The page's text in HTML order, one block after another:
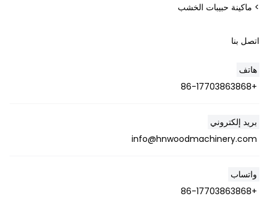
> ماكينة حبيبات الخشب
اتصل بنا
هاتف
+86-17703863868
بريد إلكتروني
info@hnwoodmachinery.com
واتساب
+86-17703863868
Whatsapp
Email